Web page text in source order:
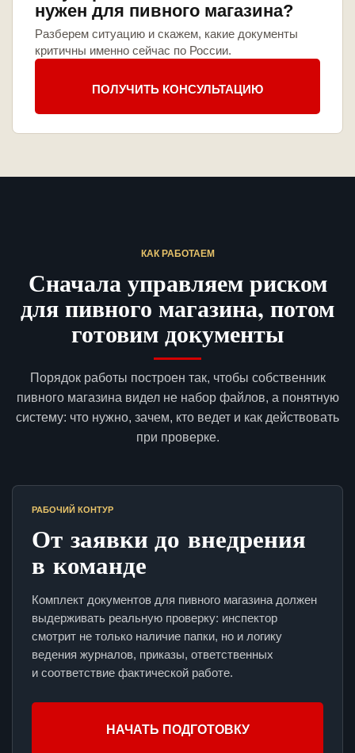
нужен для пивного магазина?
Разберем ситуацию и скажем, какие документы
критичны именно сейчас по России.
ПОЛУЧИТЬ КОНСУЛЬТАЦИЮ
КАК РАБОТАЕМ
Сначала управляем риском
для пивного магазина, потом
готовим документы
Порядок работы построен так, чтобы собственник
пивного магазина видел не набор файлов, а понятную
систему: что нужно, зачем, кто ведет и как действовать
при проверке.
РАБОЧИЙ КОНТУР
От заявки до внедрения
в команде
Комплект документов для пивного магазина должен
выдерживать реальную проверку: инспектор
смотрит не только наличие папки, но и логику
ведения журналов, приказы, ответственных
и соответствие фактической работе.
НАЧАТЬ ПОДГОТОВКУ